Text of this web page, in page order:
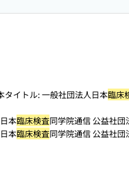
タイトル: 一般社団法人日本臨床
本臨床検査同学院通信 公益社団
本臨床検査同学院通信 公益社団